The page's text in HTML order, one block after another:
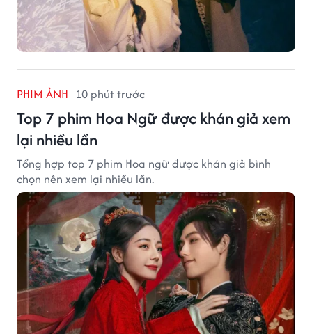
PHIM ẢNH 10 phút trước
Top 7 phim Hoa Ngữ được khán giả xem
lại nhiều lần
Tổng hợp top 7 phim Hoa ngữ được khán giả bình
chọn nên xem lại nhiều lần.